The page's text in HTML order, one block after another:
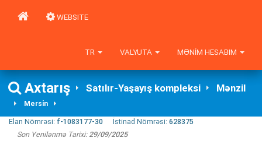
WEBSITE
MƏNIM HESABIM
VALYUTA
TR
Axtarış Satılır-Yaşayış kompleksi Mənzil
Mersin
Elan Nömrəsi: f-1083177-30 İstinad Nömrəsi: 628375
Son Yenilənmə Tarixi:29/09/2025